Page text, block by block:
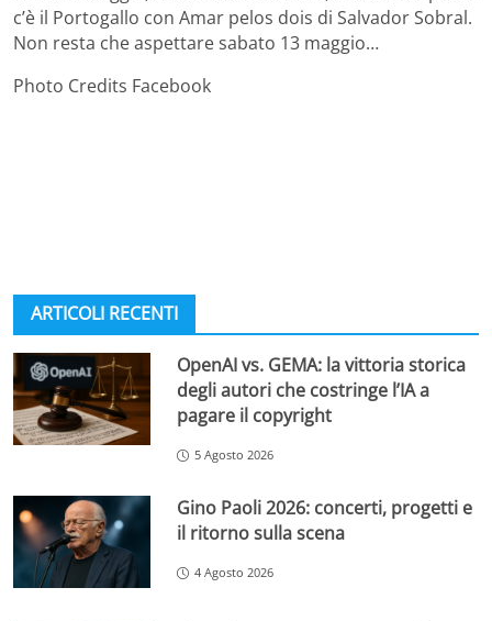
c’è il Portogallo con Amar pelos dois di Salvador Sobral.
Non resta che aspettare sabato 13 maggio…
Photo Credits Facebook
ARTICOLI RECENTI
OpenAI vs. GEMA: la vittoria storica
degli autori che costringe l’IA a
pagare il copyright
5 Agosto 2026
Gino Paoli 2026: concerti, progetti e
il ritorno sulla scena
4 Agosto 2026